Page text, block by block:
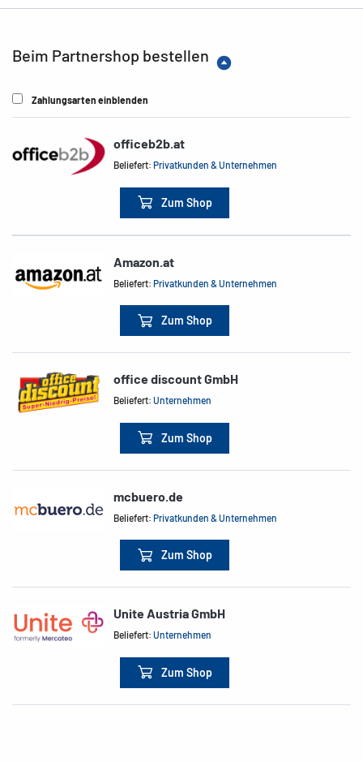
Beim Partnershop bestellen
Zahlungsarten einblenden
officeb2b.at
Beliefert:Privatkunden & Unternehmen
Zum Shop
Amazon.at
Beliefert:Privatkunden & Unternehmen
Zum Shop
office discount GmbH
Beliefert:Unternehmen
Zum Shop
mcbuero.de
Beliefert:Privatkunden & Unternehmen
Zum Shop
Unite Austria GmbH
Beliefert:Unternehmen
Zum Shop